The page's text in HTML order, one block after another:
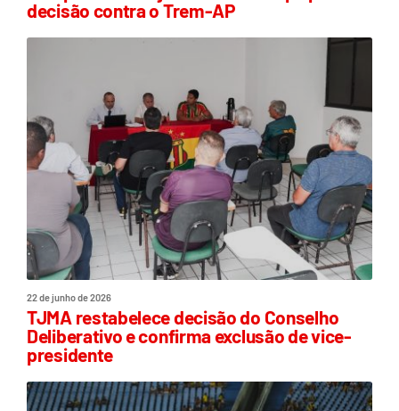
decisão contra o Trem-AP
22 de junho de 2026
TJMA restabelece decisão do Conselho
Deliberativo e confirma exclusão de vice-
presidente